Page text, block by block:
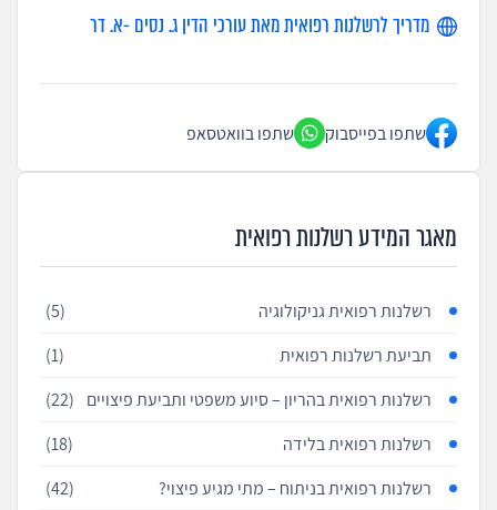
מדריך לרשלנות רפואית מאת עורכי הדין ג. נסים -א. דר
שתפו בפייסבוק שתפו בוואטסאפ
מאגר המידע רשלנות רפואית
רשלנות רפואית גניקולוגיה
(5)
תביעת רשלנות רפואית
(1)
רשלנות רפואית בהריון – סיוע משפטי ותביעת פיצויים
(22)
רשלנות רפואית בלידה
(18)
רשלנות רפואית בניתוח – מתי מגיע פיצוי?
(42)